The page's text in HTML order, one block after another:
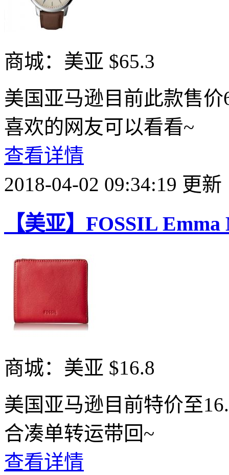
商城：美亚 $65.3
美国亚马逊目前此款售
喜欢的网友可以看看~
查看详情
2018-04-02 09:34:19 更新
【美亚】FOSSIL
商城：美亚 $16.8
美国亚马逊目前特价至
合凑单转运带回~
查看详情